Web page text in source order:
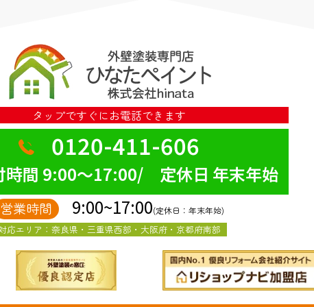
タップですぐにお電話できます
0120-411-606
時間 9:00～17:00/ 定休日 年末年始
営業時間 9:00~17:00(定休日：年末年始)
応エリア：奈良県・三重県西部・大阪府・京都府南部